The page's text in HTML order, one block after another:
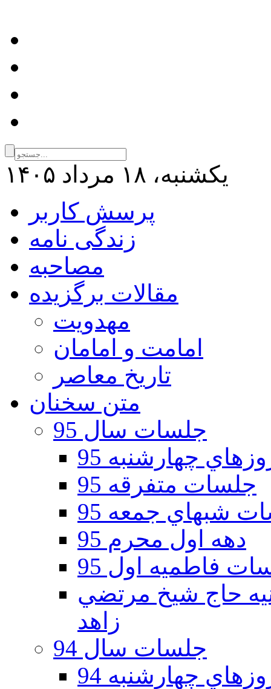
يكشنبه، ۱۸ مرداد ۱۴۰۵
پرسش کاربر
زندگی نامه
مصاحبه
مقالات برگزیده
مهدویت
امامت و امامان
تاریخ معاصر
متن سخنان
جلسات سال 95
چهارشنبه 95
جلسات متفرقه 95
شبهاي جمعه 95
دهه اول محرم 95
فاطمیه اول 95
دوم 95 - حسينيه حاج شيخ مرتضي
زاهد
جلسات سال 94
چهارشنبه 94